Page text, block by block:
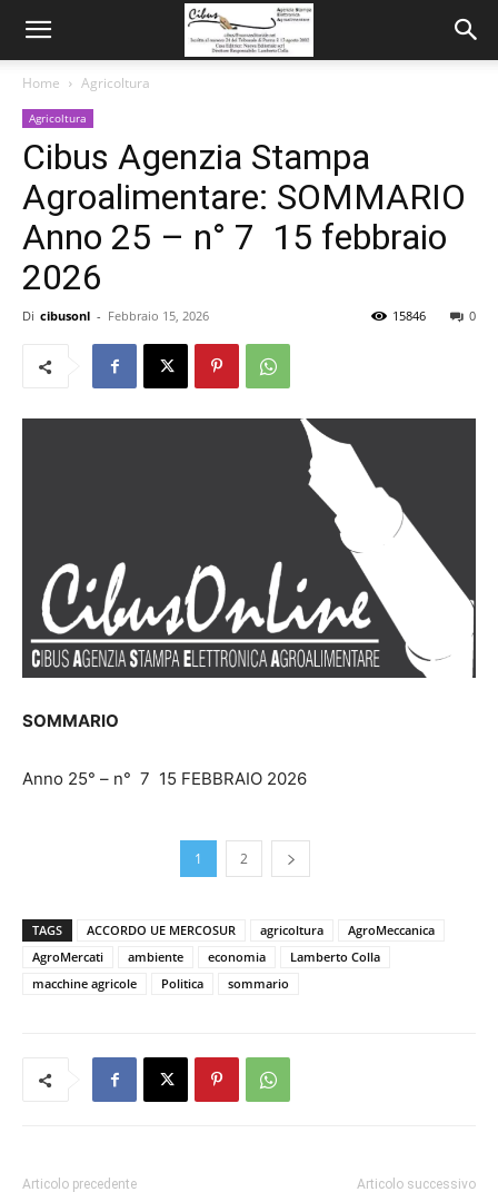
Home Agricoltura
Agricoltura
Cibus Agenzia Stampa
Agroalimentare: SOMMARIO
Anno 25 – n° 7 15 febbraio
2026
Di cibusonl - Febbraio 15, 2026 0
15846
SOMMARIO
Anno 25° – n° 7 15 FEBBRAIO 2026
1 2
TAGS ACCORDO UE MERCOSUR agricoltura
AgroMeccanica
AgroMercati
ambiente economia
Lamberto Colla
macchine agricole
Politica sommario
Articolo precedente Articolo successivo